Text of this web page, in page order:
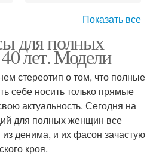
Джинса на поясе
Показать все
для полных
лет. Модели
стереотип о том, что полные
себе носить только прямые
актуальность. Сегодня на
для полных женщин все
денима, и их фасон зачастую
кроя.